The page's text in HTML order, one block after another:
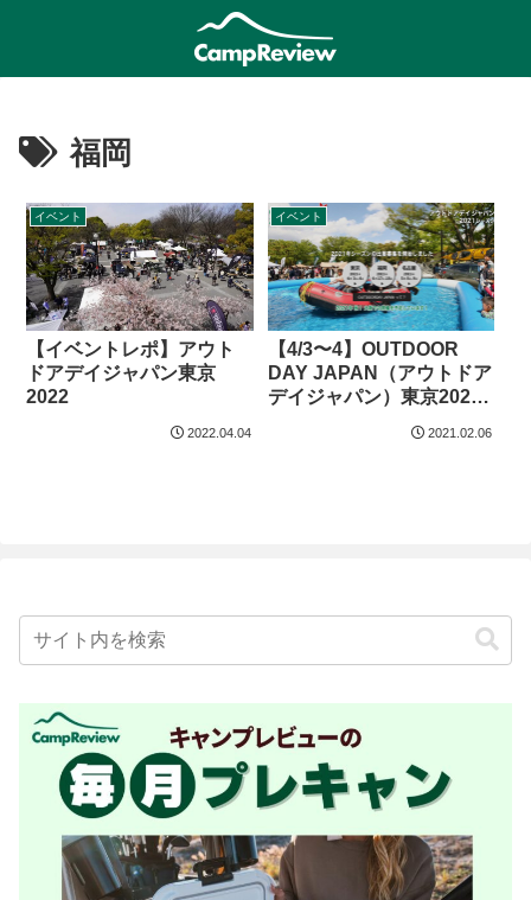
福岡
イベント
【イベントレポ】アウト
ドアデイジャパン東京
2022
2022.04.04
イベント
【4/3〜4】OUTDOOR
DAY JAPAN（アウトドア
デイジャパン）東京2021
2021.02.06